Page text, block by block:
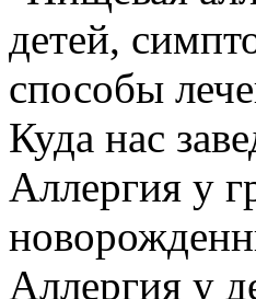
Куда нас
Аллергия у
Аллергия у